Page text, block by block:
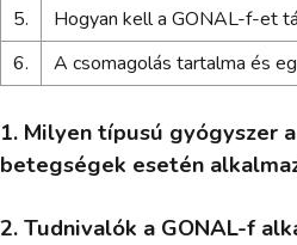
5.
Hogyan kell a GONAL-f-et
6.
A csomagolás tartalma és
1. Milyen típusú gyógyszer
betegségek esetén
2. Tudnivalók a GONAL-f